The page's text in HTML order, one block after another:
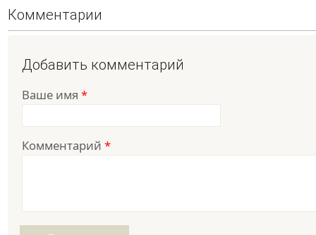
Комментарии
Добавить комментарий
Ваше имя *
Комментарий *